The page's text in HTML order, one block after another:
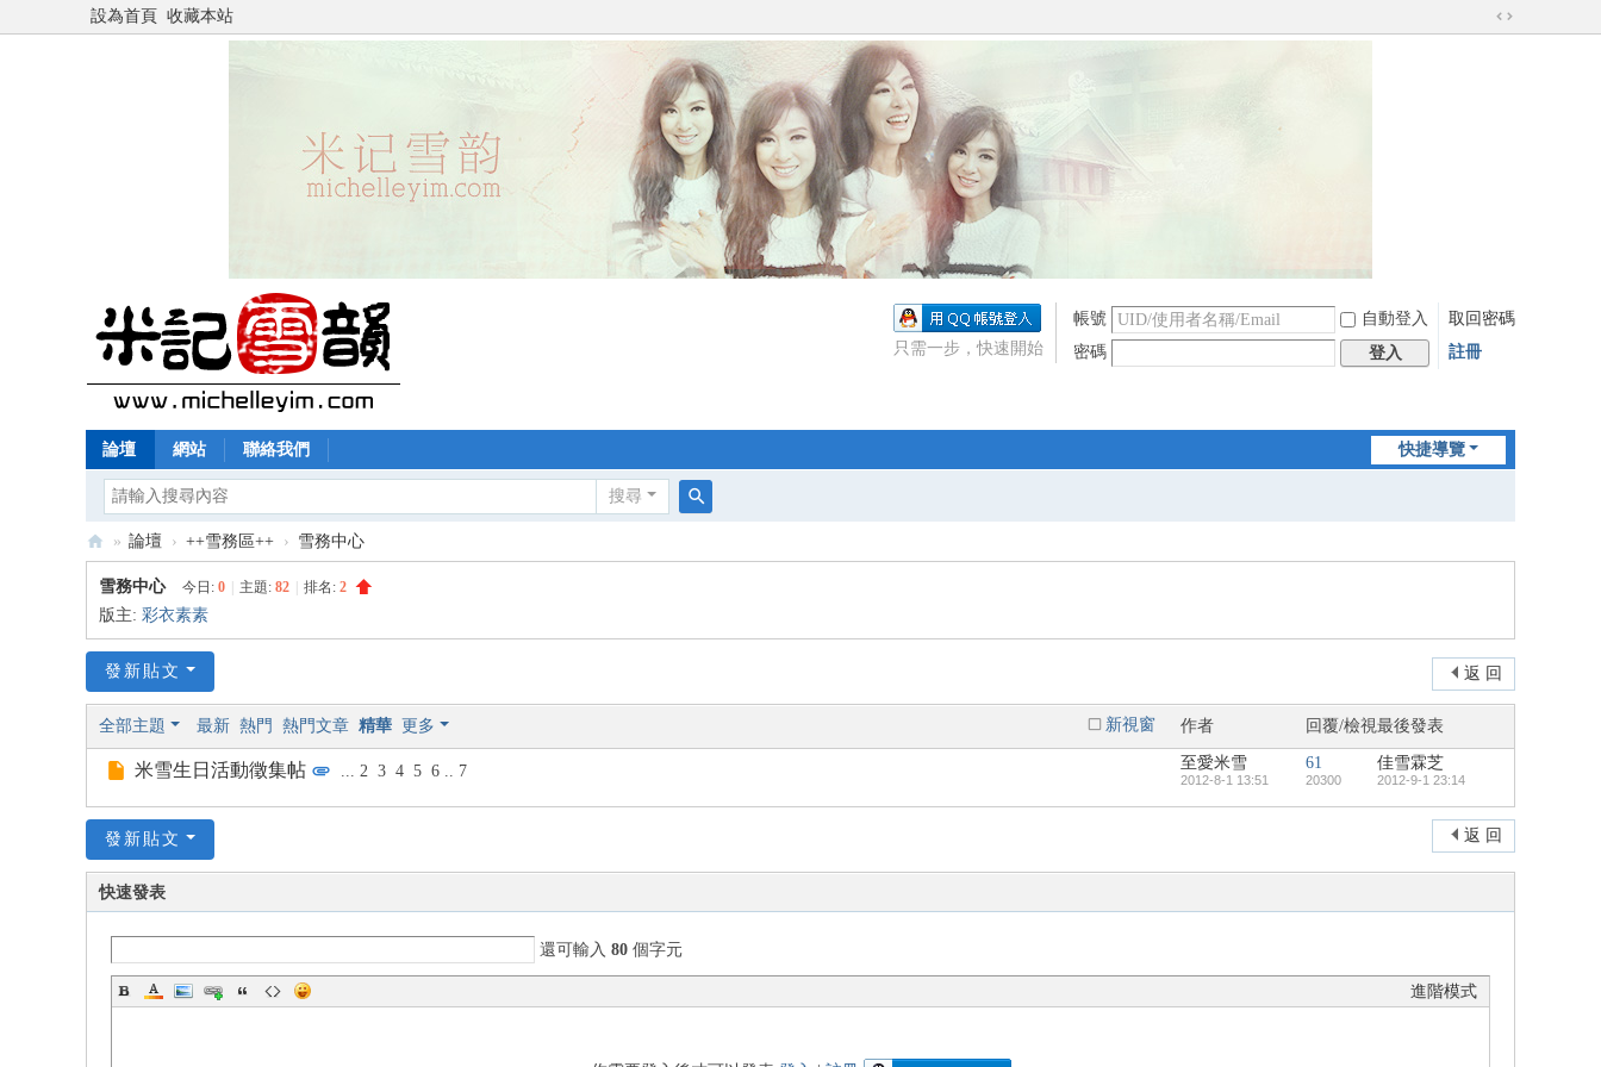
設為首頁 收藏本站
切
帳號 自動登入
取回密碼
密碼
登入 註冊
只需一步，快速開始
快捷導覽
論壇 網站 聯絡我們
搜尋
尋
米
雪
雪
—
雪
» 論壇 › ++雪務區++ › 雪務中心
雪務中心 今日: 0 主題: 82 排名: 2
版主: 彩衣素素
返 回
發新貼文
新視窗
全部主題 最新 熱門 熱門文章 精華 更多 作者 回覆/檢視最後發表
米雪生日活動徵集帖 ... 2 3 4 5 6 .. 7 至愛米雪
2012-8-1 13:51
61
20300
佳雪霖芝
2012-9-1 23:14
返 回
發新貼文
快速發表
還可輸入 80 個字元
進階模式